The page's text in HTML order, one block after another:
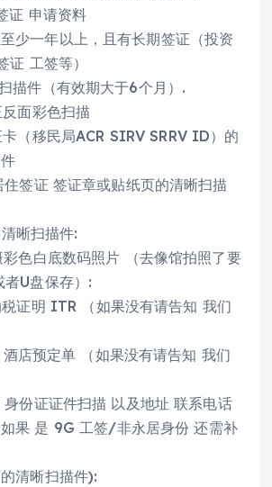
证 申请资料
少一年以上，且有长期签证（投资
证 工签等）
描件（有效期大于6个月）.
面彩色扫描
（移民局ACR SIRV SRRV ID）的
签证 签证章或贴纸页的清晰扫描
晰扫描件:
色白底数码照片 （去像馆拍照了要
U盘保存）:
证明 ITR （如果没有请告知 我们
店预定单 （如果没有请告知 我们
份证证件扫描 以及地址 联系电话
如果 是 9G 工签/非永居身份 还需补
清晰扫描件):